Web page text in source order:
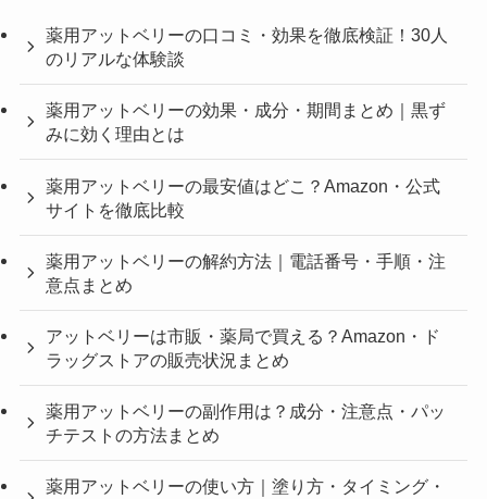
薬用アットベリーの口コミ・効果を徹底検証！30人
のリアルな体験談
薬用アットベリーの効果・成分・期間まとめ｜黒ず
みに効く理由とは
薬用アットベリーの最安値はどこ？Amazon・公式
サイトを徹底比較
薬用アットベリーの解約方法｜電話番号・手順・注
意点まとめ
アットベリーは市販・薬局で買える？Amazon・ド
ラッグストアの販売状況まとめ
薬用アットベリーの副作用は？成分・注意点・パッ
チテストの方法まとめ
薬用アットベリーの使い方｜塗り方・タイミング・